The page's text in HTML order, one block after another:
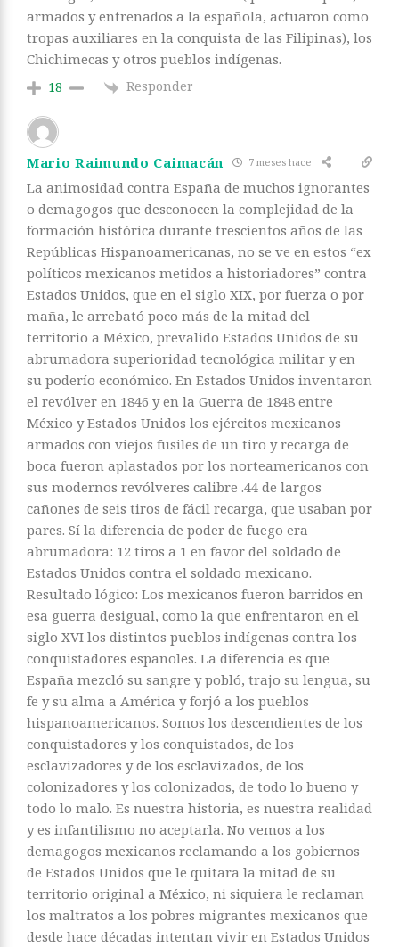
armados y entrenados a la española, actuaron como
tropas auxiliares en la conquista de las Filipinas), los
Chichimecas y otros pueblos indígenas.
18 Responder
Mario Raimundo Caimacán 7 meses hace
La animosidad contra España de muchos ignorantes
o demagogos que desconocen la complejidad de la
formación histórica durante trescientos años de las
Repúblicas Hispanoamericanas, no se ve en estos “ex
políticos mexicanos metidos a historiadores” contra
Estados Unidos, que en el siglo XIX, por fuerza o por
maña, le arrebató poco más de la mitad del
territorio a México, prevalido Estados Unidos de su
abrumadora superioridad tecnológica militar y en
su poderío económico. En Estados Unidos inventaron
el revólver en 1846 y en la Guerra de 1848 entre
México y Estados Unidos los ejércitos mexicanos
armados con viejos fusiles de un tiro y recarga de
boca fueron aplastados por los norteamericanos con
sus modernos revólveres calibre .44 de largos
cañones de seis tiros de fácil recarga, que usaban por
pares. Sí la diferencia de poder de fuego era
abrumadora: 12 tiros a 1 en favor del soldado de
Estados Unidos contra el soldado mexicano.
Resultado lógico: Los mexicanos fueron barridos en
esa guerra desigual, como la que enfrentaron en el
siglo XVI los distintos pueblos indígenas contra los
conquistadores españoles. La diferencia es que
España mezcló su sangre y pobló, trajo su lengua, su
fe y su alma a América y forjó a los pueblos
hispanoamericanos. Somos los descendientes de los
conquistadores y los conquistados, de los
esclavizadores y de los esclavizados, de los
colonizadores y los colonizados, de todo lo bueno y
todo lo malo. Es nuestra historia, es nuestra realidad
y es infantilismo no aceptarla. No vemos a los
demagogos mexicanos reclamando a los gobiernos
de Estados Unidos que le quitara la mitad de su
territorio original a México, ni siquiera le reclaman
los maltratos a los pobres migrantes mexicanos que
desde hace décadas intentan vivir en Estados Unidos